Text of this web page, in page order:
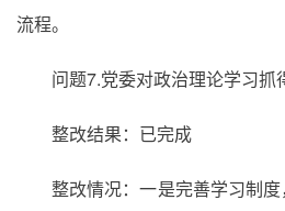
流程。
问题7.党委对政治理论学习抓
整改结果：已完成
整改情况：一是完善学习制